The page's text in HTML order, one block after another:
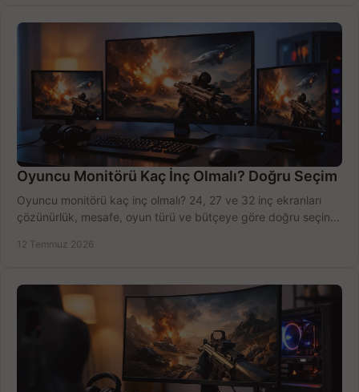
Oyuncu Monitörü Kaç İnç Olmalı? Doğru Seçim
Oyuncu monitörü kaç inç olmalı? 24, 27 ve 32 inç ekranları
çözünürlük, mesafe, oyun türü ve bütçeye göre doğru seçin,
12 Temmuz 2026